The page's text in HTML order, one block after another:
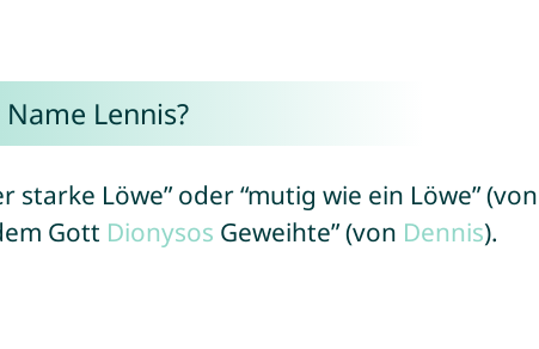
Lennis?
starke Löwe” oder “mutig wie ein Löwe” (von
Gott Dionysos Geweihte” (von Dennis).